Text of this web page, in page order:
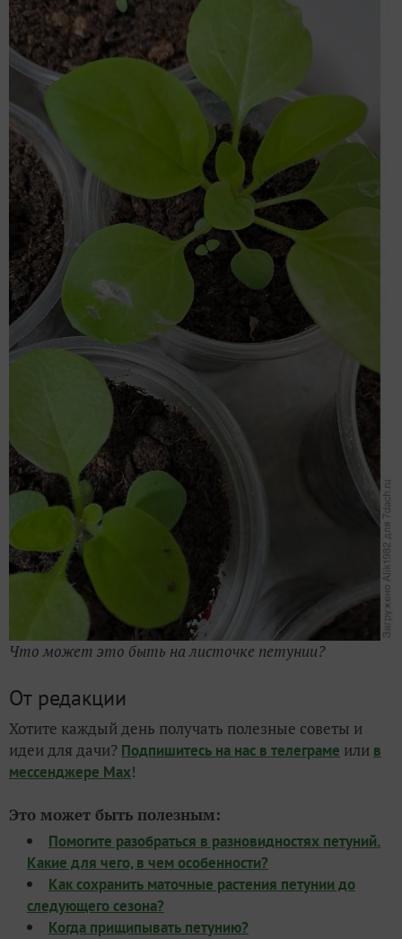
Что может это быть на листочке петунии?
От редакции
Хотите каждый день получать полезные советы и
идеи для дачи? Подпишитесь на нас в телеграме или в
мессенджере Max!
Это может быть полезным:
Помогите разобраться в разновидностях петуний.
Какие для чего, в чем особенности?
Как сохранить маточные растения петунии до
следующего сезона?
Когда прищипывать петунию?